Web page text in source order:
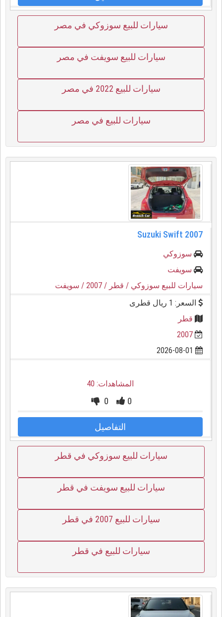
سيارات للبيع سوزوكي في مصر
سيارات للبيع سويفت في مصر
سيارات للبيع 2022 في مصر
سيارات للبيع في مصر
Suzuki Swift 2007
سوزوكي
سويفت
سيارات للبيع سوزوكي / قطر / 2007
/ سويفت
السعر: 1 ريال قطرى
قطر
2007
المشاهدات: 40
0
0
التفاصيل
سيارات للبيع سوزوكي في قطر
سيارات للبيع سويفت في قطر
سيارات للبيع 2007 في قطر
سيارات للبيع في قطر